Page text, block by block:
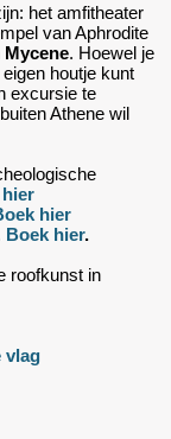
het amfitheater
van Aphrodite
Mycene. Hoewel je
houtje kunt
excursie te
Athene wil
hier
Boek hier.
roofkunst in
vlag